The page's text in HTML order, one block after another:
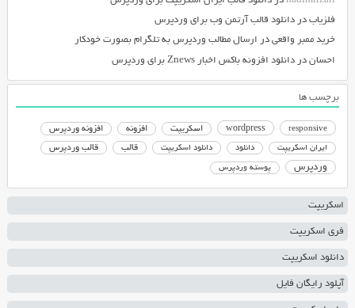
فلزیابدر دانلود قالب آرتمن وب برای وردپرس
خرید ممبر واقعیدر ارسال مطالب وردپرس به تلگرام بصورت خودکار
احساندر دانلود افزونه باکس اخبار Znews برای وردپرس
برچسب ها
responsive
wordpress اسکریپت افزونه افزونه وردپرس
ایران اسکریپت دانلود دانلود اسکریپت قالب قالب وردپرس
وردپرس پوسته وردپرس
اسکریپت
فری اسکریپت
دانلود اسکریپت
آپلود رایگان فایل